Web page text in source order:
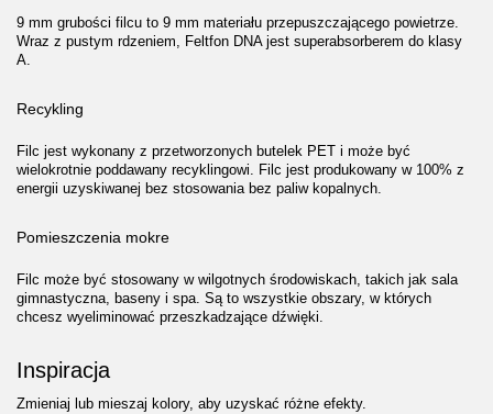
9 mm grubości filcu to 9 mm materiału przepuszczającego powietrze.
Wraz z pustym rdzeniem, Feltfon DNA jest superabsorberem do klasy
A.
Recykling
Filc jest wykonany z przetworzonych butelek PET i może być
wielokrotnie poddawany recyklingowi. Filc jest produkowany w 100% z
energii uzyskiwanej bez stosowania bez paliw kopalnych.
Pomieszczenia mokre
Filc może być stosowany w wilgotnych środowiskach, takich jak sala
gimnastyczna, baseny i spa. Są to wszystkie obszary, w których
chcesz wyeliminować przeszkadzające dźwięki.
Inspiracja
Zmieniaj lub mieszaj kolory, aby uzyskać różne efekty.